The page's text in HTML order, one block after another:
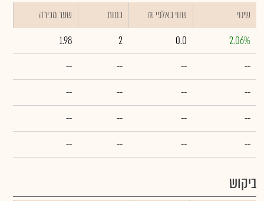
שינוי ₪ שווי באלפי כמות
שער מכירה
2.06%
0.0
2
1.98
--
--
--
--
--
--
--
--
--
--
--
--
--
--
--
--
ביקוש